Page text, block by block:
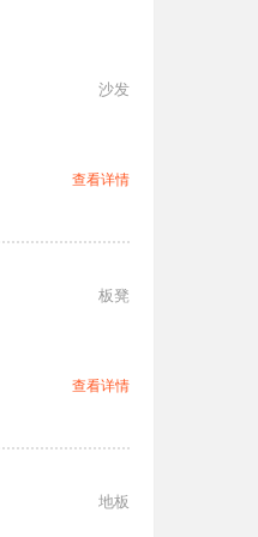
沙发
查看详情
板凳
查看详情
地板